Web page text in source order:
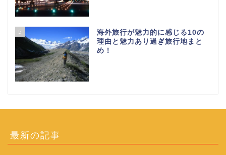
5
海外旅行が魅力的に感じる10の
理由と魅力あり過ぎ旅行地まと
め！
最新の記事